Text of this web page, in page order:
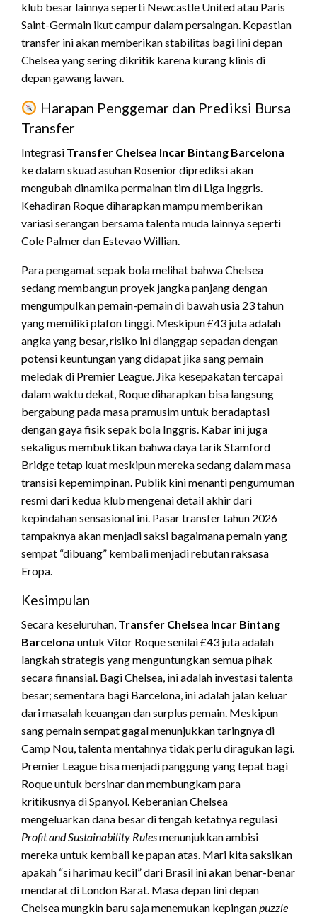
klub besar lainnya seperti Newcastle United atau Paris
Saint-Germain ikut campur dalam persaingan. Kepastian
transfer ini akan memberikan stabilitas bagi lini depan
Chelsea yang sering dikritik karena kurang klinis di
depan gawang lawan.
Harapan Penggemar dan Prediksi Bursa
Transfer
Integrasi Transfer Chelsea Incar Bintang Barcelona
ke dalam skuad asuhan Rosenior diprediksi akan
mengubah dinamika permainan tim di Liga Inggris.
Kehadiran Roque diharapkan mampu memberikan
variasi serangan bersama talenta muda lainnya seperti
Cole Palmer dan Estevao Willian.
Para pengamat sepak bola melihat bahwa Chelsea
sedang membangun proyek jangka panjang dengan
mengumpulkan pemain-pemain di bawah usia 23 tahun
yang memiliki plafon tinggi. Meskipun £43 juta adalah
angka yang besar, risiko ini dianggap sepadan dengan
potensi keuntungan yang didapat jika sang pemain
meledak di Premier League. Jika kesepakatan tercapai
dalam waktu dekat, Roque diharapkan bisa langsung
bergabung pada masa pramusim untuk beradaptasi
dengan gaya fisik sepak bola Inggris. Kabar ini juga
sekaligus membuktikan bahwa daya tarik Stamford
Bridge tetap kuat meskipun mereka sedang dalam masa
transisi kepemimpinan. Publik kini menanti pengumuman
resmi dari kedua klub mengenai detail akhir dari
kepindahan sensasional ini. Pasar transfer tahun 2026
tampaknya akan menjadi saksi bagaimana pemain yang
sempat “dibuang” kembali menjadi rebutan raksasa
Eropa.
Kesimpulan
Secara keseluruhan, Transfer Chelsea Incar Bintang
Barcelona untuk Vitor Roque senilai £43 juta adalah
langkah strategis yang menguntungkan semua pihak
secara finansial. Bagi Chelsea, ini adalah investasi talenta
besar; sementara bagi Barcelona, ini adalah jalan keluar
dari masalah keuangan dan surplus pemain. Meskipun
sang pemain sempat gagal menunjukkan taringnya di
Camp Nou, talenta mentahnya tidak perlu diragukan lagi.
Premier League bisa menjadi panggung yang tepat bagi
Roque untuk bersinar dan membungkam para
kritikusnya di Spanyol. Keberanian Chelsea
mengeluarkan dana besar di tengah ketatnya regulasi
Profit and Sustainability Rulesmenunjukkan ambisi
mereka untuk kembali ke papan atas. Mari kita saksikan
apakah “si harimau kecil” dari Brasil ini akan benar-benar
mendarat di London Barat. Masa depan lini depan
Chelsea mungkin baru saja menemukan kepinganpuzzle